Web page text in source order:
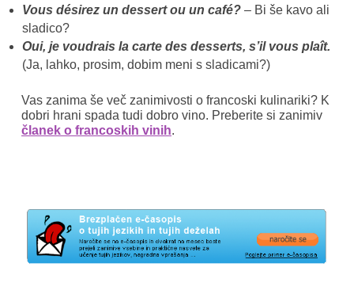
Vous désirez un dessert ou un café?– Bi še kavo ali
sladico?
Oui, je voudrais la carte des desserts, s’il vous plaît.
(Ja, lahko, prosim, dobim meni s sladicami?)
Vas zanima še več zanimivosti o francoski kulinariki? K
dobri hrani spada tudi dobro vino. Preberite si zanimiv
članek o francoskih vinih.